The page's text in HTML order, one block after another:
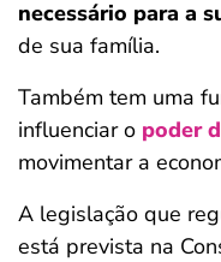
necessário para a
de sua família.
Também tem uma
influenciar o poder
movimentar a
A legislação que
está prevista na